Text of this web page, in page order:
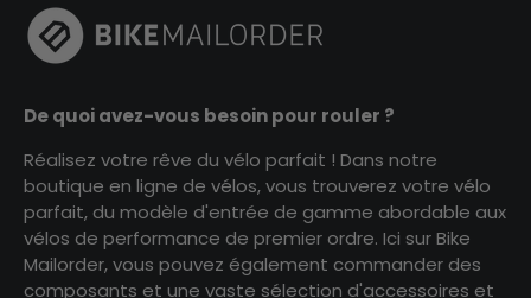
De quoi avez-vous besoin pour rouler ?
Réalisez votre rêve du vélo parfait ! Dans notre
boutique en ligne de vélos, vous trouverez votre vélo
parfait, du modèle d'entrée de gamme abordable aux
vélos de performance de premier ordre. Ici sur Bike
Mailorder, vous pouvez également commander des
composants et une vaste sélection d'accessoires et